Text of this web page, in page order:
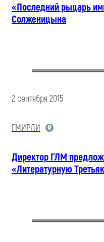
«Последний рыцарь
Солженицына
2 сентября 2015
ГМИРЛИ
Директор ГЛМ
«Литературную